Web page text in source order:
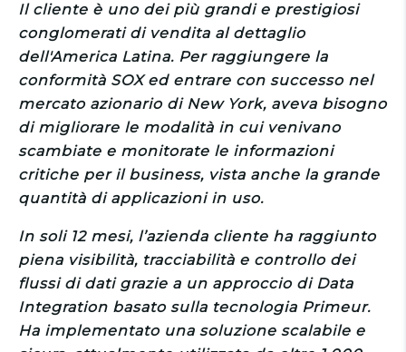
Il cliente è uno dei più grandi e prestigiosi
conglomerati di vendita al dettaglio
dell'America Latina. Per raggiungere la
conformità SOX ed entrare con successo nel
mercato azionario di New York, aveva bisogno
di migliorare le modalità in cui venivano
scambiate e monitorate le informazioni
critiche per il business, vista anche la grande
quantità di applicazioni in uso.
In soli 12 mesi, l’azienda cliente ha raggiunto
piena visibilità, tracciabilità e controllo dei
flussi di dati grazie a un approccio di Data
Integration basato sulla tecnologia Primeur.
Ha implementato una soluzione scalabile e